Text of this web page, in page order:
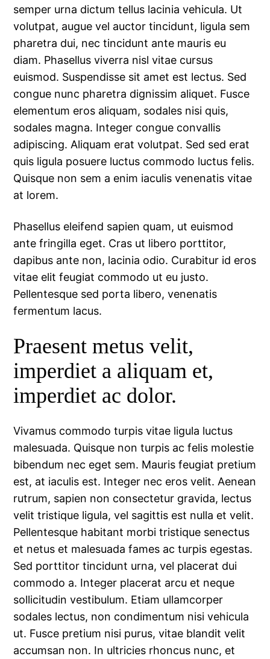
semper urna dictum tellus lacinia vehicula. Ut
volutpat, augue vel auctor tincidunt, ligula sem
pharetra dui, nec tincidunt ante mauris eu
diam. Phasellus viverra nisl vitae cursus
euismod. Suspendisse sit amet est lectus. Sed
congue nunc pharetra dignissim aliquet. Fusce
elementum eros aliquam, sodales nisi quis,
sodales magna. Integer congue convallis
adipiscing. Aliquam erat volutpat. Sed sed erat
quis ligula posuere luctus commodo luctus felis.
Quisque non sem a enim iaculis venenatis vitae
at lorem.
Phasellus eleifend sapien quam, ut euismod
ante fringilla eget. Cras ut libero porttitor,
dapibus ante non, lacinia odio. Curabitur id eros
vitae elit feugiat commodo ut eu justo.
Pellentesque sed porta libero, venenatis
fermentum lacus.
Praesent metus velit,
imperdiet a aliquam et,
imperdiet ac dolor.
Vivamus commodo turpis vitae ligula luctus
malesuada. Quisque non turpis ac felis molestie
bibendum nec eget sem. Mauris feugiat pretium
est, at iaculis est. Integer nec eros velit. Aenean
rutrum, sapien non consectetur gravida, lectus
velit tristique ligula, vel sagittis est nulla et velit.
Pellentesque habitant morbi tristique senectus
et netus et malesuada fames ac turpis egestas.
Sed porttitor tincidunt urna, vel placerat dui
commodo a. Integer placerat arcu et neque
sollicitudin vestibulum. Etiam ullamcorper
sodales lectus, non condimentum nisi vehicula
ut. Fusce pretium nisi purus, vitae blandit velit
accumsan non. In ultricies rhoncus nunc, et